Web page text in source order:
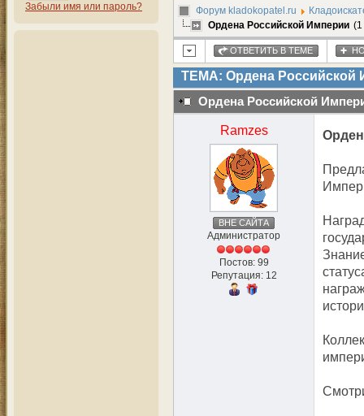
Забыли имя или пароль? Форум kladokopatel.ru
Ордена Российской Империи (1
ОТВЕТИТЬ В ТЕМЕ
ТЕМА: Ордена Российской
Ордена Российской
Ramzes
ВНЕ САЙТА
Администратор
Постов: 99
Репутация: 12